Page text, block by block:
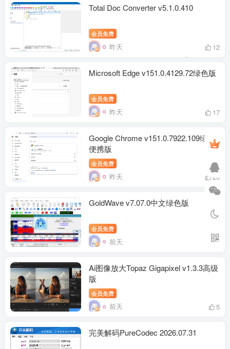
Total Doc Converter v5.1.0.410
会员免费
昨天 12
Microsoft Edge v151.0.4129.72绿色版
会员免费
昨天 17
Google Chrome v151.0.7922.109绿色
便携版
会员免费
昨天 20
GoldWave v7.07.0中文绿色版
会员免费
前天 0
Ai图像放大Topaz Gigapixel v1.3.3高级
版
会员免费
前天 5
完美解码PureCodec 2026.07.31